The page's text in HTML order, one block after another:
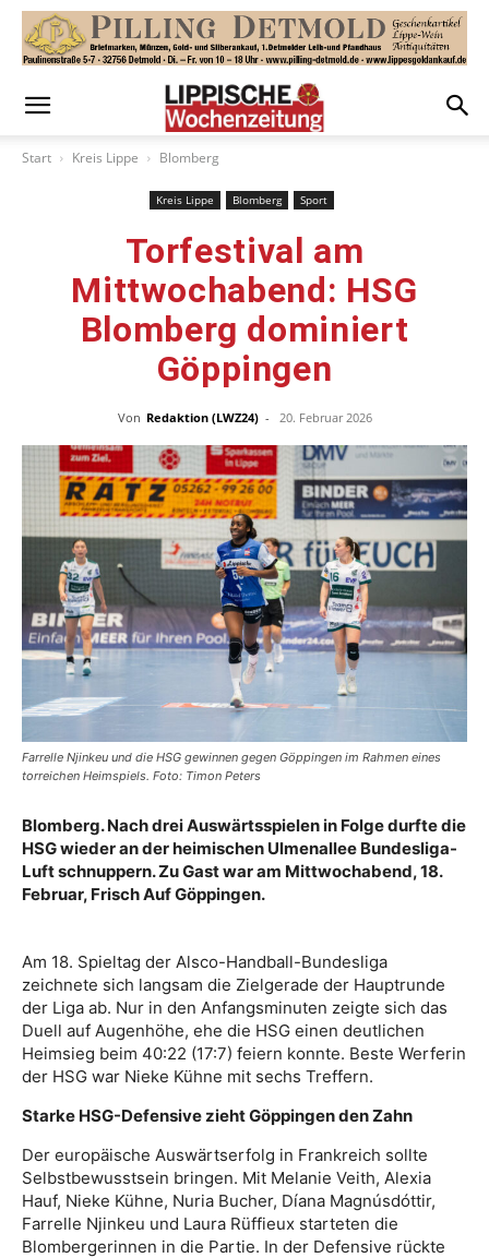
Start Kreis Lippe Blomberg
Kreis Lippe Blomberg Sport
Torfestival am
Mittwochabend: HSG
Blomberg dominiert
Göppingen
Von Redaktion (LWZ24) - 20. Februar 2026
Farrelle Njinkeu und die HSG gewinnen gegen Göppingen im Rahmen eines
torreichen Heimspiels. Foto: Timon Peters
Blomberg. Nach drei Auswärtsspielen in Folge durfte die
HSG wieder an der heimischen Ulmenallee Bundesliga-
Luft schnuppern. Zu Gast war am Mittwochabend, 18.
Februar, Frisch Auf Göppingen.
Am 18. Spieltag der Alsco-Handball-Bundesliga
zeichnete sich langsam die Zielgerade der Hauptrunde
der Liga ab. Nur in den Anfangsminuten zeigte sich das
Duell auf Augenhöhe, ehe die HSG einen deutlichen
Heimsieg beim 40:22 (17:7) feiern konnte. Beste Werferin
der HSG war Nieke Kühne mit sechs Treffern.
Starke HSG-Defensive zieht Göppingen den Zahn
Der europäische Auswärtserfolg in Frankreich sollte
Selbstbewusstsein bringen. Mit Melanie Veith, Alexia
Hauf, Nieke Kühne, Nuria Bucher, Díana Magnúsdóttir,
Farrelle Njinkeu und Laura Rüffieux starteten die
Blombergerinnen in die Partie. In der Defensive rückte